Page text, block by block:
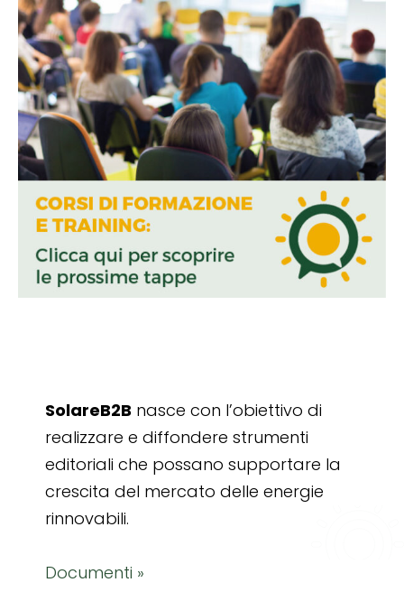
SolareB2B nasce con l’obiettivo di
realizzare e diffondere strumenti
editoriali che possano supportare la
crescita del mercato delle energie
rinnovabili.
Documenti »